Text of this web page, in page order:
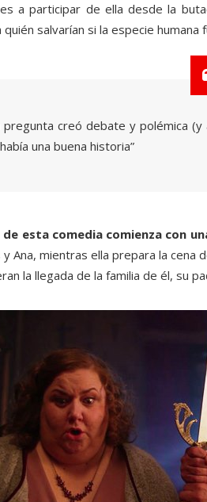
a participar de ella desde la
salvarían si la especie humana
pregunta creó debate y polémica
una buena historia”
esta comedia comienza con
Ana, mientras ella prepara la cena
la llegada de la familia de él, su